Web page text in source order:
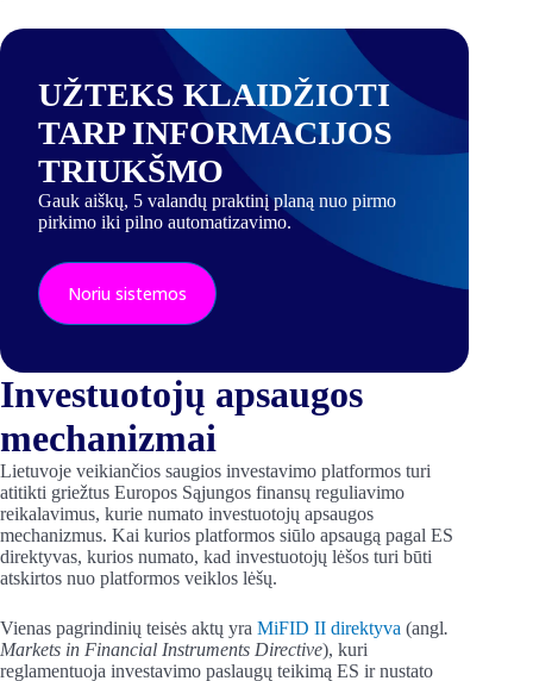
UŽTEKS KLAIDŽIOTI
TARP INFORMACIJOS
TRIUKŠMO
Gauk aiškų, 5 valandų praktinį planą nuo pirmo
pirkimo iki pilno automatizavimo.
Noriu sistemos
Investuotojų apsaugos
mechanizmai
Lietuvoje veikiančios saugios investavimo platformos turi
atitikti griežtus Europos Sąjungos finansų reguliavimo
reikalavimus, kurie numato investuotojų apsaugos
mechanizmus. Kai kurios platformos siūlo apsaugą pagal ES
direktyvas, kurios numato, kad investuotojų lėšos turi būti
atskirtos nuo platformos veiklos lėšų.
Vienas pagrindinių teisės aktų yra MiFID II direktyva (angl.
Markets in Financial Instruments Directive), kuri
reglamentuoja investavimo paslaugų teikimą ES ir nustato